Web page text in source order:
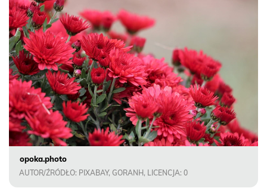
opoka.photo
AUTOR/ŹRÓDŁO: PIXABAY, GORANH, LICENCJA: 0